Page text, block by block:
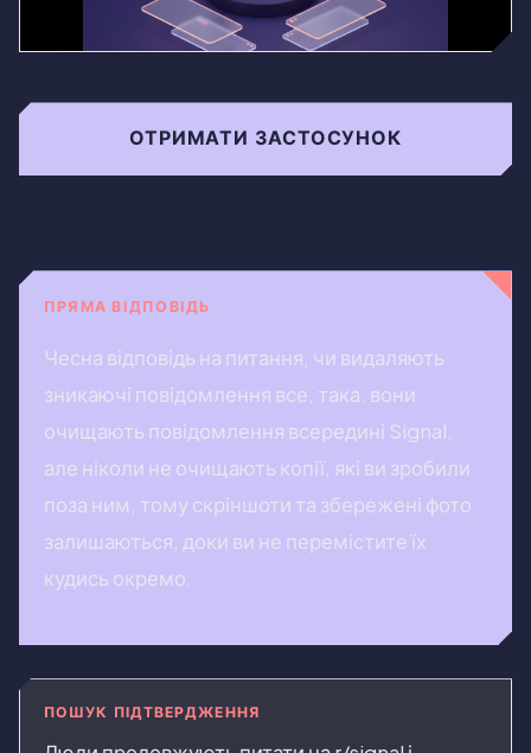
ОТРИМАТИ ЗАСТОСУНОК
ПРЯМА ВІДПОВІДЬ
Чесна відповідь на питання, чи видаляють
зникаючі повідомлення все, така: вони
очищають повідомлення всередині Signal,
але ніколи не очищають копії, які ви зробили
поза ним, тому скріншоти та збережені фото
залишаються, доки ви не перемістите їх
кудись окремо.
ПОШУК ПІДТВЕРДЖЕННЯ